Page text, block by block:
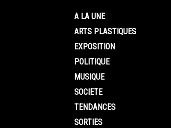
A LA UNE
ARTS PLASTIQUES
EXPOSITION
POLITIQUE
MUSIQUE
SOCIETE
TENDANCES
SORTIES